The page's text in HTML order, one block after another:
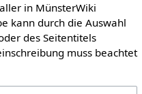
in MünsterWiki
kann durch die Auswahl
des Seitentitels
muss beachtet